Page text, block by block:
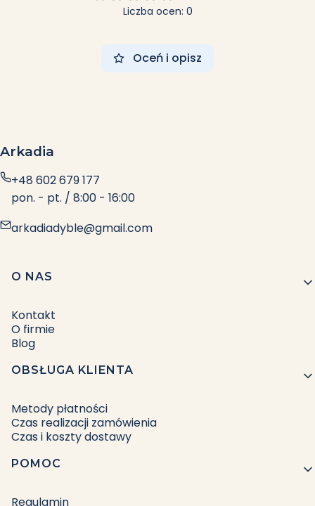
Liczba ocen: 0
Oceń i opisz
Arkadia
+48 602 679 177
pon. - pt. / 8:00 - 16:00
arkadiadyble@gmail.com
Linki w stopce
O NAS
Kontakt
O firmie
Blog
OBSŁUGA KLIENTA
Metody płatności
Czas realizacji zamówienia
Czas i koszty dostawy
POMOC
Regulamin